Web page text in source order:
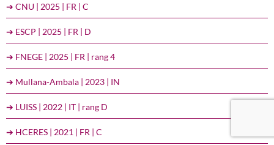
➔ CNU | 2025 | FR | C
➔ ESCP | 2025 | FR | D
➔ FNEGE | 2025 | FR | rang 4
➔ Mullana-Ambala | 2023 | IN
➔ LUISS | 2022 | IT | rang D
➔ HCERES | 2021 | FR | C